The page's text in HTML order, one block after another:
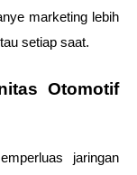
marketing lebih
setiap saat.
Otomotif
jaringan